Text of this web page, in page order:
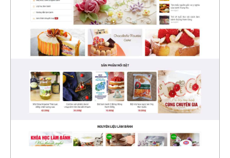
4343
CHI TIẾT
XEM THỰC TẾ